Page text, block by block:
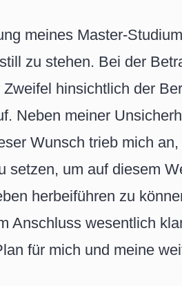
meines Master-
zu stehen. Bei der
hinsichtlich der
Neben meiner
Wunsch trieb mich
setzen, um auf diesem
herbeiführen zu
Anschluss wesentlich
für mich und meine